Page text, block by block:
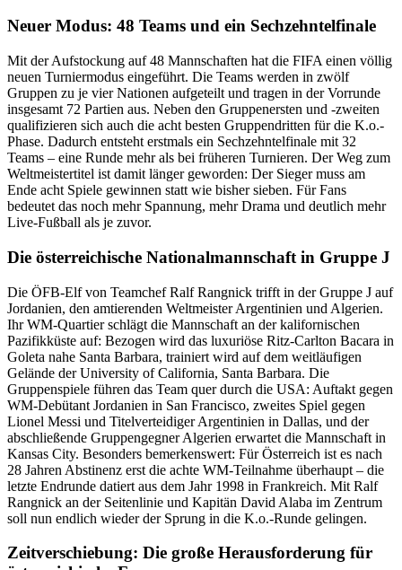
Neuer Modus: 48 Teams und ein Sechzehntelfinale
Mit der Aufstockung auf 48 Mannschaften hat die FIFA einen völlig
neuen Turniermodus eingeführt. Die Teams werden in zwölf
Gruppen zu je vier Nationen aufgeteilt und tragen in der Vorrunde
insgesamt 72 Partien aus. Neben den Gruppenersten und -zweiten
qualifizieren sich auch die acht besten Gruppendritten für die K.o.-
Phase. Dadurch entsteht erstmals ein Sechzehntelfinale mit 32
Teams – eine Runde mehr als bei früheren Turnieren. Der Weg zum
Weltmeistertitel ist damit länger geworden: Der Sieger muss am
Ende acht Spiele gewinnen statt wie bisher sieben. Für Fans
bedeutet das noch mehr Spannung, mehr Drama und deutlich mehr
Live-Fußball als je zuvor.
Die österreichische Nationalmannschaft in Gruppe J
Die ÖFB-Elf von Teamchef Ralf Rangnick trifft in der Gruppe J auf
Jordanien, den amtierenden Weltmeister Argentinien und Algerien.
Ihr WM-Quartier schlägt die Mannschaft an der kalifornischen
Pazifikküste auf: Bezogen wird das luxuriöse Ritz-Carlton Bacara in
Goleta nahe Santa Barbara, trainiert wird auf dem weitläufigen
Gelände der University of California, Santa Barbara. Die
Gruppenspiele führen das Team quer durch die USA: Auftakt gegen
WM-Debütant Jordanien in San Francisco, zweites Spiel gegen
Lionel Messi und Titelverteidiger Argentinien in Dallas, und der
abschließende Gruppengegner Algerien erwartet die Mannschaft in
Kansas City. Besonders bemerkenswert: Für Österreich ist es nach
28 Jahren Abstinenz erst die achte WM-Teilnahme überhaupt – die
letzte Endrunde datiert aus dem Jahr 1998 in Frankreich. Mit Ralf
Rangnick an der Seitenlinie und Kapitän David Alaba im Zentrum
soll nun endlich wieder der Sprung in die K.o.-Runde gelingen.
Zeitverschiebung: Die große Herausforderung für